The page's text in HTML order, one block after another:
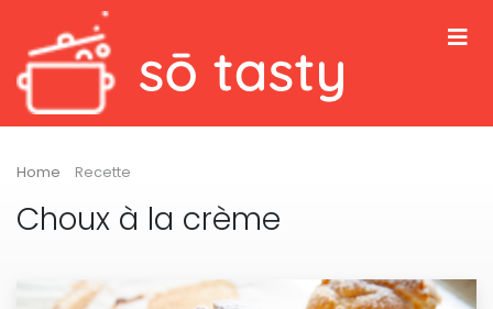
Home Recette
Choux à la crème